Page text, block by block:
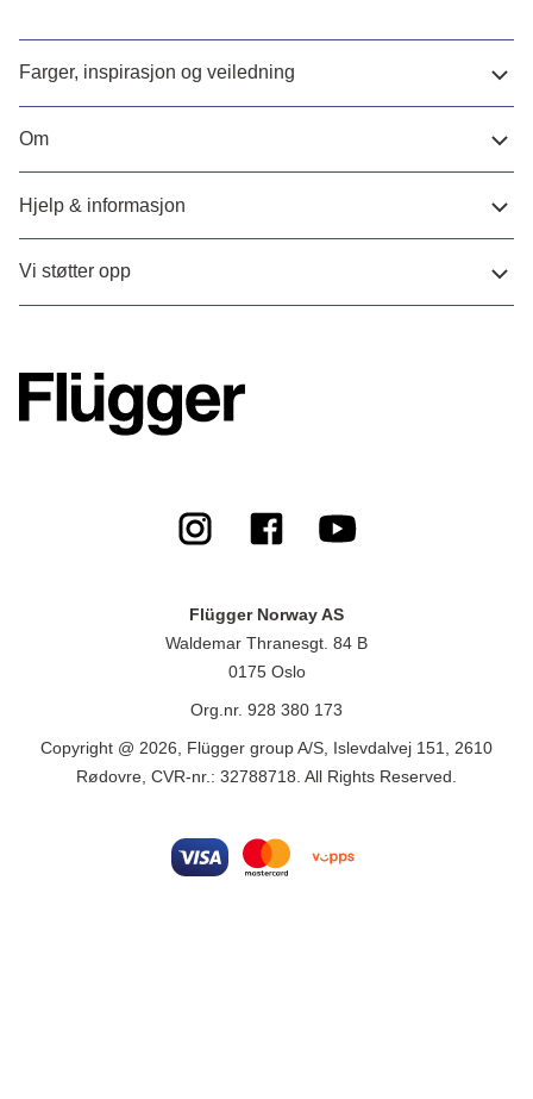
Farger, inspirasjon og veiledning
Om
Hjelp & informasjon
Vi støtter opp
Flügger Norway AS
Waldemar Thranesgt. 84 B
0175 Oslo
Org.nr. 928 380 173
Copyright @ 2026, Flügger group A/S, Islevdalvej 151, 2610
Rødovre, CVR-nr.: 32788718. All Rights Reserved.